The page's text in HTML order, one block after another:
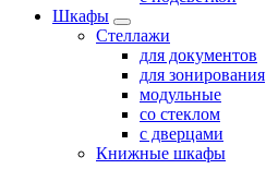
Шкафы
Стеллажи
для документов
для зонирования
модульные
со стеклом
с дверцами
Книжные шкафы